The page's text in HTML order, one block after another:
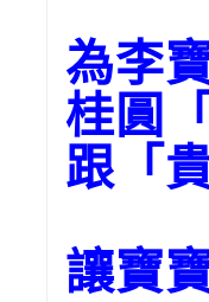
為李
桂圓
跟「
讓寶